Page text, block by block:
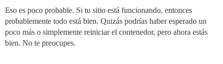
Eso es poco probable. Si tu sitio está funcionando, entonces
probablemente todo está bien. Quizás podrías haber esperado un
poco más o simplemente reiniciar el contenedor, pero ahora estás
bien. No te preocupes.